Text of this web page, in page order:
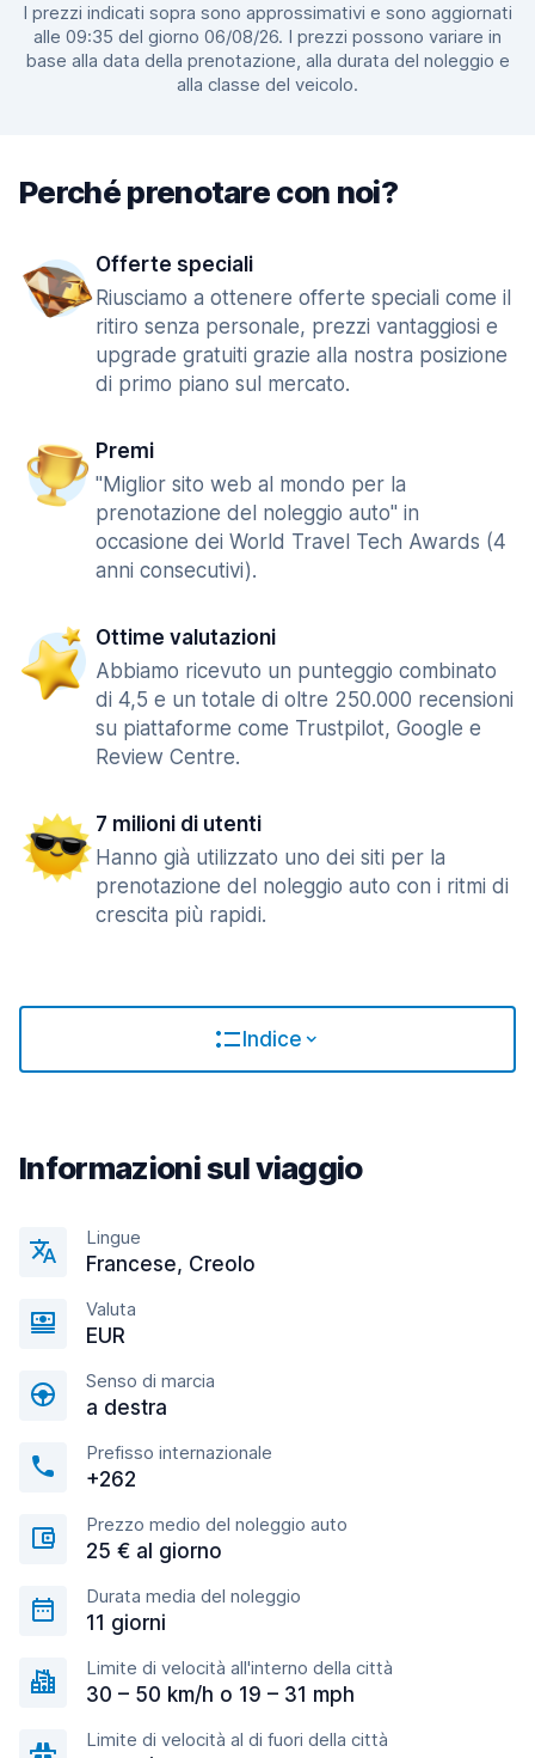
I prezzi indicati sopra sono approssimativi e sono aggiornati
alle 09:35 del giorno 06/08/26. I prezzi possono variare in
base alla data della prenotazione, alla durata del noleggio e
alla classe del veicolo.
Perché prenotare con noi?
Offerte speciali
Riusciamo a ottenere offerte speciali come il
ritiro senza personale, prezzi vantaggiosi e
upgrade gratuiti grazie alla nostra posizione
di primo piano sul mercato.
Premi
"Miglior sito web al mondo per la
prenotazione del noleggio auto" in
occasione dei World Travel Tech Awards (4
anni consecutivi).
Ottime valutazioni
Abbiamo ricevuto un punteggio combinato
di 4,5 e un totale di oltre 250.000 recensioni
su piattaforme come Trustpilot, Google e
Review Centre.
7 milioni di utenti
Hanno già utilizzato uno dei siti per la
prenotazione del noleggio auto con i ritmi di
crescita più rapidi.
Indice
Informazioni sul viaggio
Lingue
Francese, Creolo
Valuta
EUR
Senso di marcia
a destra
Prefisso internazionale
+262
Prezzo medio del noleggio auto
25 € al giorno
Durata media del noleggio
11 giorni
Limite di velocità all'interno della città
30 – 50 km/h o 19 – 31 mph
Limite di velocità al di fuori della città